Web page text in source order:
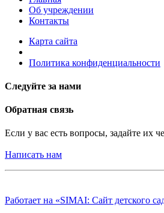
Об учреждении
Контакты
Карта сайта
Политика конфиденциальности
Следуйте за нами
Обратная связь
Если у вас есть вопросы, задайте их
Написать нам
Работает на «SIMAI: Сайт детского